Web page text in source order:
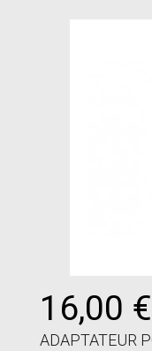
16,00 €
ADAPTATEUR